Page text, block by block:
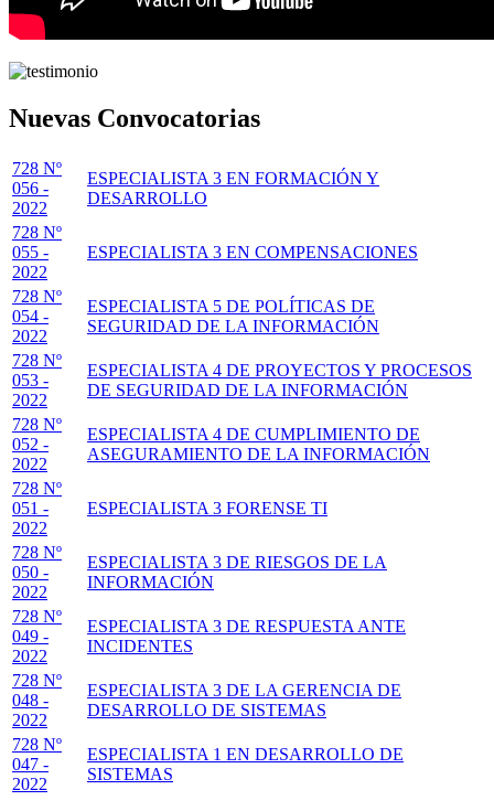
Nuevas Convocatorias
728 Nº
056 -
2022
ESPECIALISTA 3 EN FORMACIÓN Y
DESARROLLO
728 Nº
055 -
2022
ESPECIALISTA 3 EN COMPENSACIONES
728 Nº
054 -
2022
ESPECIALISTA 5 DE POLÍTICAS DE
SEGURIDAD DE LA INFORMACIÓN
728 Nº
053 -
2022
ESPECIALISTA 4 DE PROYECTOS Y PROCESOS
DE SEGURIDAD DE LA INFORMACIÓN
728 Nº
052 -
2022
ESPECIALISTA 4 DE CUMPLIMIENTO DE
ASEGURAMIENTO DE LA INFORMACIÓN
728 Nº
051 -
2022
ESPECIALISTA 3 FORENSE TI
728 Nº
050 -
2022
ESPECIALISTA 3 DE RIESGOS DE LA
INFORMACIÓN
728 Nº
049 -
2022
ESPECIALISTA 3 DE RESPUESTA ANTE
INCIDENTES
728 Nº
048 -
2022
ESPECIALISTA 3 DE LA GERENCIA DE
DESARROLLO DE SISTEMAS
728 Nº
047 -
2022
ESPECIALISTA 1 EN DESARROLLO DE
SISTEMAS